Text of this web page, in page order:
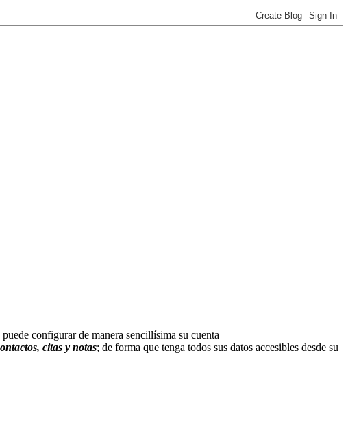
puede configurar de manera sencillísima su cuenta
citas y notas; de forma que tenga todos sus datos accesibles desde su